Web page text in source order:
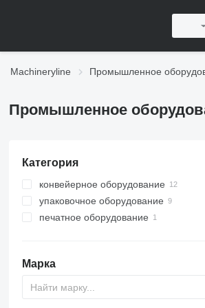
Machineryline Промышленное
Промышленное
Категория
конвейерное оборудование
рольганги
ленточные конвейеры
упаковочное оборудование
заклейщики коробов
запайщики лотков
другое упаковочное
оборудование
печатное оборудование
Марка